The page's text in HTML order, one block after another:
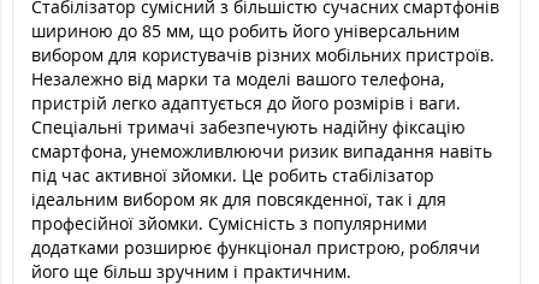
Стабілізатор сумісний з більшістю сучасних смартфонів
шириною до 85 мм, що робить його універсальним
вибором для користувачів різних мобільних пристроїв.
Незалежно від марки та моделі вашого телефона,
пристрій легко адаптується до його розмірів і ваги.
Спеціальні тримачі забезпечують надійну фіксацію
смартфона, унеможливлюючи ризик випадання навіть
під час активної зйомки. Це робить стабілізатор
ідеальним вибором як для повсякденної, так і для
професійної зйомки. Сумісність з популярними
додатками розширює функціонал пристрою, роблячи
його ще більш зручним і практичним.